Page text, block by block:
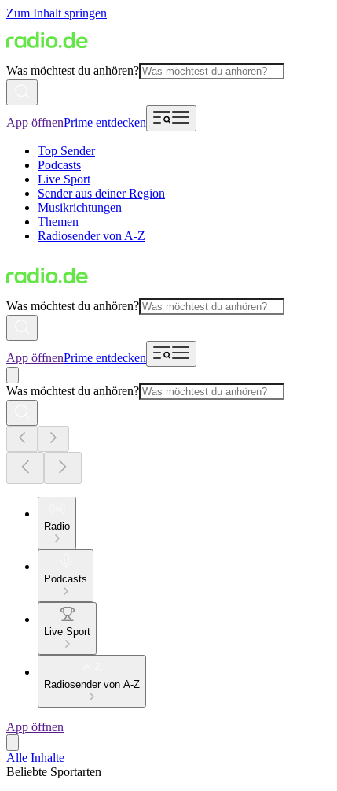
Zum Inhalt springen
Was möchtest du anhören?
App öffnenPrime entdecken
Top Sender
Podcasts
Live Sport
Sender aus deiner Region
Musikrichtungen
Themen
Radiosender von A-Z
Was möchtest du anhören?
App öffnenPrime entdecken
Was möchtest du anhören?
Radio
Podcasts
Live Sport
Radiosender von A-Z
App öffnen
Alle Inhalte
Beliebte Sportarten